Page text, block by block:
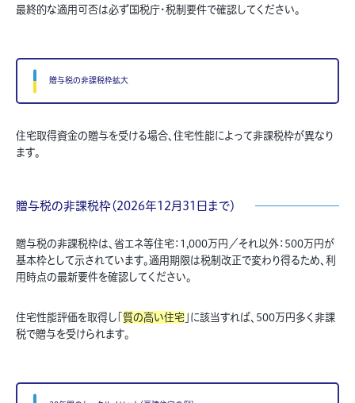
最終的な適用可否は必ず国税庁・税制要件で確認してください。
贈与税の非課税枠拡大
住宅取得資金の贈与を受ける場合、住宅性能によって非課税枠が異なり
ます。
贈与税の非課税枠（2026年12月31日まで）
贈与税の非課税枠は、省エネ等住宅：1,000万円／それ以外：500万円が
基本枠として示されています。適用期限は税制改正で変わり得るため、利
用時点の最新要件を確認してください。
住宅性能評価を取得し「 質の高い住宅」に該当すれば、500万円多く非課
税で贈与を受けられます。